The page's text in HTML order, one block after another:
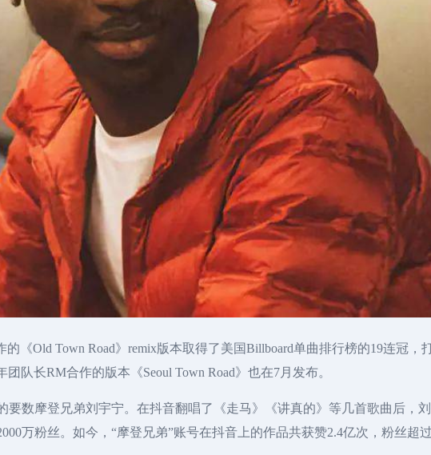
《Old Town Road》remix版本取得了美国Billboard单曲排行榜的19连冠，
队长RM合作的版本《Seoul Town Road》也在7月发布。
要数摩登兄弟刘宇宁。在抖音翻唱了《走马》《讲真的》等几首歌曲后，
万粉丝。如今，“摩登兄弟”账号在抖音上的作品共获赞2.4亿次，粉丝超